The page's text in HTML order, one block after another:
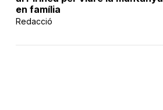
en família
Redacció